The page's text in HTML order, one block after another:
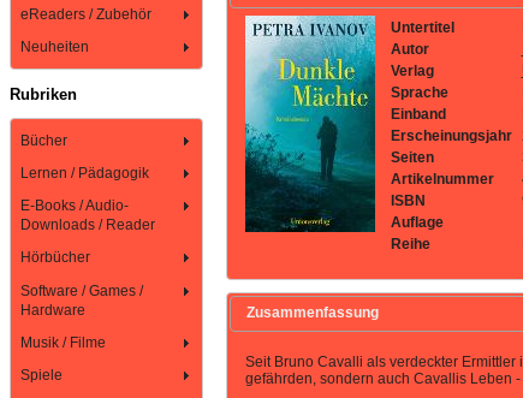
eReaders / Zubehör
Neuheiten
Rubriken
Bücher
Lernen / Pädagogik
E-Books / Audio-
Downloads / Reader
Hörbücher
Software / Games /
Hardware
Musik / Filme
Spiele
Untertitel
Autor
Verlag
Sprache
Einband
Erscheinungsjahr
Seiten
Artikelnummer
ISBN
Auflage
Reihe
Zusammenfassung
Seit Bruno Cavalli als verdeckter
gefährden, sondern auch Cavallis Leben